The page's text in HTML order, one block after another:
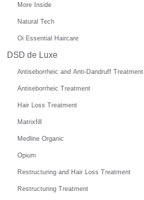
More Inside
Natural Tech
Oi Essential Haircare
DSD de Luxe
Antiseborrheic and Anti-Dandruff Treatment
Antiseborrheic Treatment
Hair Loss Treatment
Matrixfill
Medline Organic
Opium
Restructuring and Hair Loss Treatment
Restructuring Treatment